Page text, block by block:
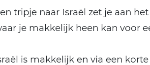
tripje naar Israël zet je aan
je makkelijk heen kan voor
is makkelijk en via een